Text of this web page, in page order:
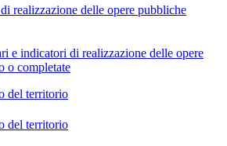
realizzazione delle opere pubbliche
e indicatori di realizzazione delle opere
o completate
del territorio
del territorio